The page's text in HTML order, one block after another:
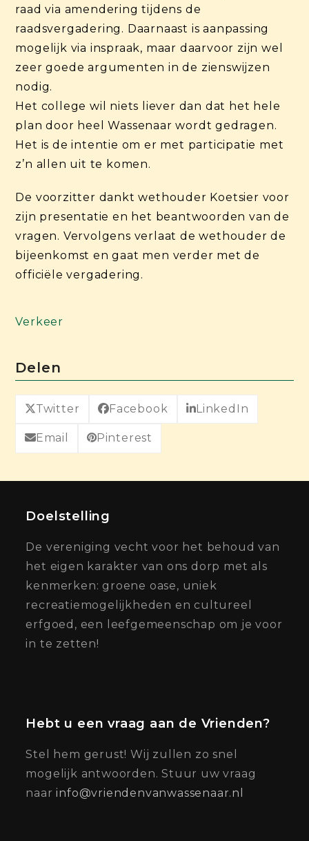
raad via amendering tijdens de
raadsvergadering. Daarnaast is aanpassing
mogelijk via inspraak, maar daarvoor zijn wel
zeer goede argumenten in de zienswijzen
nodig.
Het college wil niets liever dan dat het hele
plan door heel Wassenaar wordt gedragen.
Het is de intentie om er met participatie met
z’n allen uit te komen.
De voorzitter dankt wethouder Koetsier voor
zijn presentatie en het beantwoorden van de
vragen. Vervolgens verlaat de wethouder de
bijeenkomst en gaat men verder met de
officiële vergadering.
Verkeer
Delen
Twitter Facebook LinkedIn
Email Pinterest
Doelstelling
De vereniging vecht voor het behoud van
het eigen karakter van ons dorp met als
kenmerken: groene oase, uniek
recreatiemogelijkheden en cultureel
erfgoed, een leefgemeenschap om je voor
in te zetten!
Hebt u een vraag aan de Vrienden?
Stel hem gerust! Wij zullen zo snel
mogelijk antwoorden. Stuur uw vraag
naarinfo@vriendenvanwassenaar.nl